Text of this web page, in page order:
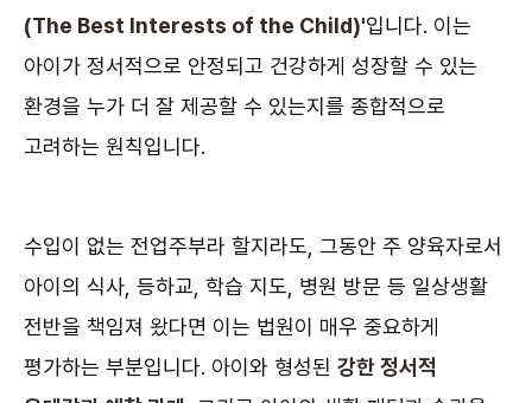
(The Best Interests of the Child)'입니다. 이는
아이가 정서적으로 안정되고 건강하게 성장할 수 있는
환경을 누가 더 잘 제공할 수 있는지를 종합적으로
고려하는 원칙입니다.
수입이 없는 전업주부라 할지라도, 그동안 주 양육자로서
아이의 식사, 등하교, 학습 지도, 병원 방문 등 일상생활
전반을 책임져 왔다면 이는 법원이 매우 중요하게
평가하는 부분입니다. 아이와 형성된 강한 정서적